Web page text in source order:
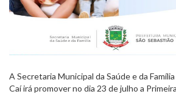
A Secretaria Municipal da Saúde e da
Caí irá promover no dia 23 de julho a